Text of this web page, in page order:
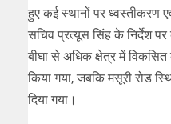
हुए कई स्थानों पर ध्वस्तीकरण
सचिव प्रत्यूस सिंह के निर्देश पर
बीघा से अधिक क्षेत्र में
किया गया, जबकि मसूरी रोड
दिया गया।